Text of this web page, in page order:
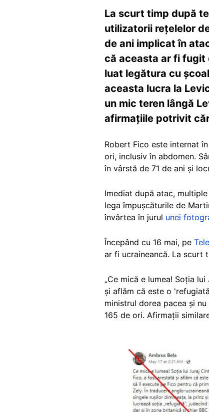
La scurt timp după
utilizatorii rețelelor
de ani implicat în
că aceasta ar fi fugit
luat legătura cu
aceasta lucra la
un mic teren lângă
afirmațiile potrivit
Robert Fico este internat
ori, inclusiv în abdomen.
în vârstă de 71 de ani și
Imediat după atac,
lega împușcăturile de
învârtea în jurul unei
Începând cu 16 mai, pe
ar fi ucraineancă. La scurt
„Ce mică e lumea! Soția
și aflăm că este o
ministrul dorea pacea și
165 de ori. Afirmații
Image